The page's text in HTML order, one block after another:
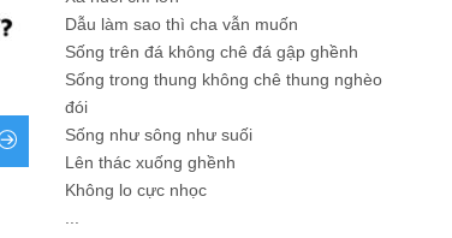
Dẫu làm sao thì cha vẫn muốn
Sống trên đá không chê đá gập ghềnh
Sống trong thung không chê thung nghèo
đói
Sống như sông như suối
Lên thác xuống ghềnh
Không lo cực nhọc